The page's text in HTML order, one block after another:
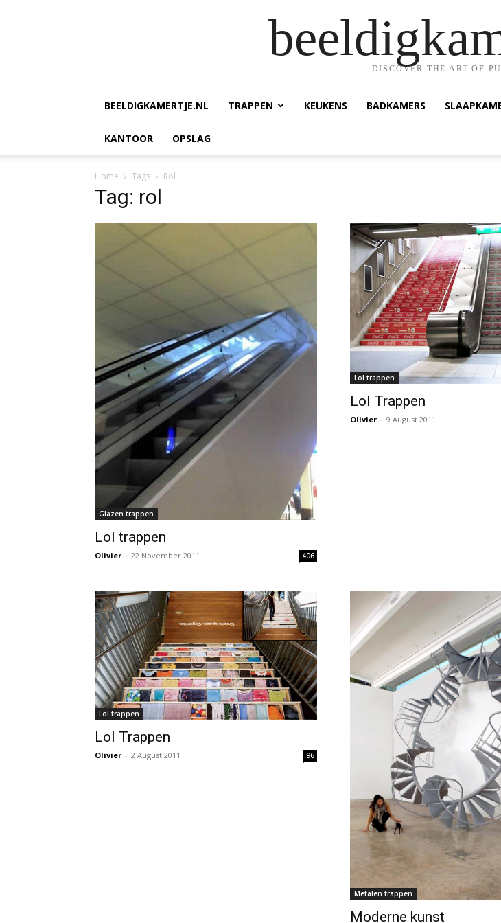
DISCOVER THE ART OF
BEELDIGKAMERTJE.NL TRAPPEN KEUKENS BADKAMERS
KANTOOR OPSLAG
Home Tags Rol
Tag: rol
Glazen trappen
Lol trappen
Olivier - 22 November 2011 406
Lol trappen
Lol Trappen
Olivier - 9 August 2011
Lol trappen
Lol Trappen
Olivier - 2 August 2011 96
Metalen trappen
Moderne kunst